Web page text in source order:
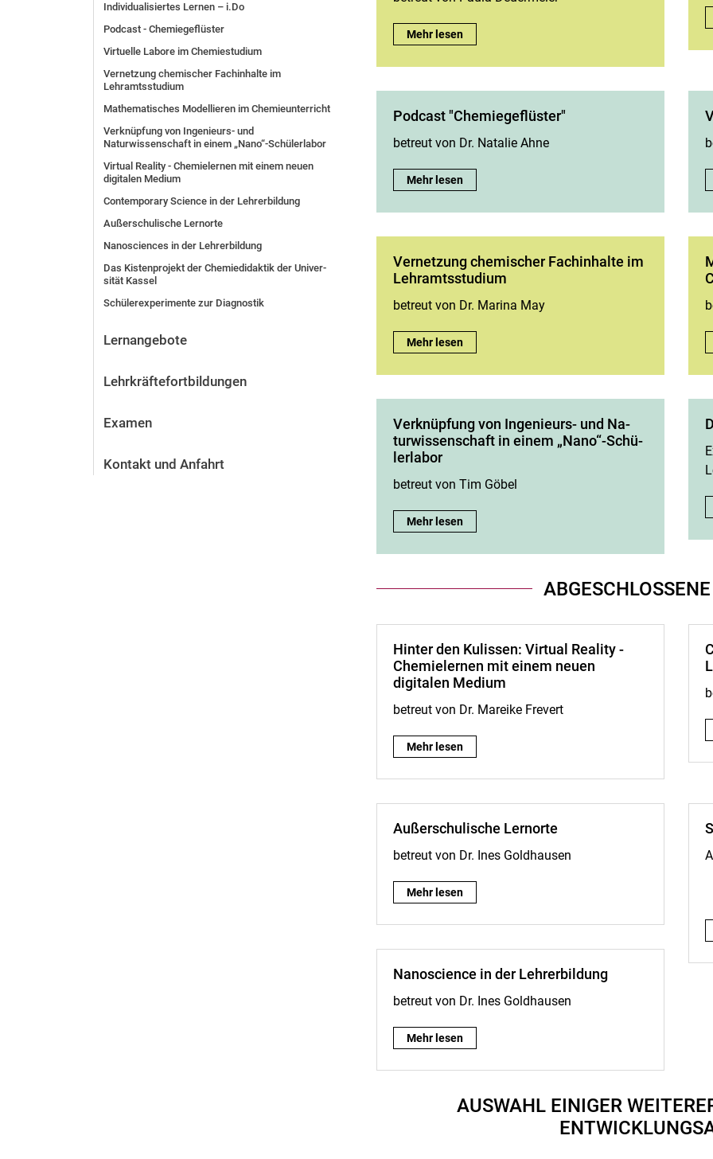
Individualisiertes Lernen – i.Do
Podcast - Chemiegeflüster
Virtuelle Labore im Chemiestudium
Vernetzung chemischer Fachinhalte im
Lehramtsstudium
Mathematisches Modellieren im Chemieunterricht
Verknüpfung von Ingenieurs- und
Naturwissenschaft in einem „Nano“-Schülerlabor
Virtual Reality - Chemielernen mit einem neuen
digitalen Medium
Contemporary Science in der Lehrerbildung
Außerschulische Lernorte
Nanosciences in der Lehrerbildung
Das Kis­ten­pro­jekt der Che­mie­di­dak­tik der Uni­ver­
si­tät Kas­sel
Schülerexperimente zur Diagnostik
Lernangebote
Lehrkräftefortbildungen
Examen
Kontakt und Anfahrt
Aspekte der Nachhaltigkeit im Chemiestudium :
Mehr lesen
Podcast "Chemiegeflüster"
betreut von Dr. Natalie Ahne
Podcast "Chemiegeflüster":
Mehr lesen
Ver­net­zung che­mi­scher Fach­in­hal­te im
Lehr­amts­stu­di­um
betreut von Dr. Marina May
Ver­net­zung che­mi­scher Fach­in­hal­te im Lehr­amts­stu­di­um:
Mehr lesen
Ver­knüp­fung von In­ge­nieurs- und Na­
tur­wis­sen­schaft in ei­nem „Na­no“-Schü­
ler­la­bor
betreut von Tim Göbel
Ver­knüp­fung von In­ge­nieurs- und Na­tur­wis­sen­schaft in
Mehr lesen
Hinter den Kulissen: Virtual Reality -
Chemielernen mit einem neuen
digitalen Medium
betreut von Dr. Mareike Frevert
Hinter den Kulissen: Virtual Reality - Chemielernen mit
Mehr lesen
Au­ßer­schu­li­sche Lern­or­te
betreut von Dr. Ines Goldhausen
Au­ßer­schu­li­sche Lern­or­te:
Mehr lesen
Nanoscience in der Lehrerbildung
betreut von Dr. Ines Goldhausen
Nanoscience in der Lehrerbildung:
Mehr lesen
AUSWAHL EINIGER